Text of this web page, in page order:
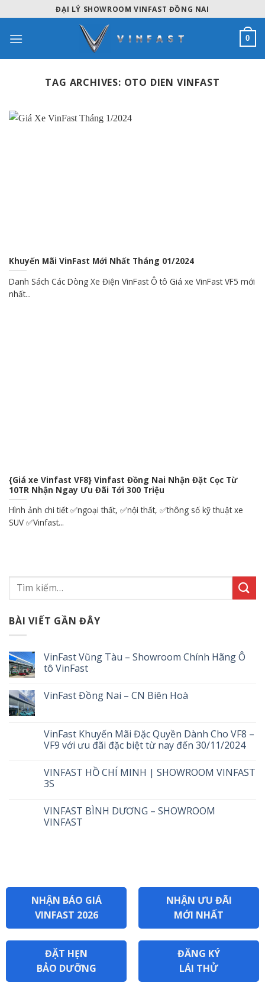
to
content
ĐẠI LÝ SHOWROOM VINFAST ĐỒNG NAI
0
TAG ARCHIVES: OTO DIEN VINFAST
Khuyến Mãi VinFast Mới Nhất Tháng 01/2024
Danh Sách Các Dòng Xe Điện VinFast Ô tô Giá xe VinFast VF5 mới
nhất...
{Giá xe Vinfast VF8} Vinfast Đồng Nai Nhận Đặt Cọc Từ
10TR Nhận Ngay Ưu Đãi Tới 300 Triệu
Hình ảnh chi tiết ✅ngoại thất, ✅nội thất, ✅thông số kỹ thuật xe
SUV ✅Vinfast...
BÀI VIẾT GẦN ĐÂY
VinFast Vũng Tàu – Showroom Chính Hãng Ô
tô VinFast
VinFast Đồng Nai – CN Biên Hoà
VinFast Khuyến Mãi Đặc Quyền Dành Cho VF8 –
VF9 với ưu đãi đặc biệt từ nay đến 30/11/2024
VINFAST HỒ CHÍ MINH | SHOWROOM VINFAST
3S
VINFAST BÌNH DƯƠNG – SHOWROOM
VINFAST
NHẬN BÁO GIÁ
VINFAST 2026
NHẬN ƯU ĐÃI
MỚI NHẤT
ĐẶT HẸN
BẢO DƯỠNG
ĐĂNG KÝ
LÁI THỬ